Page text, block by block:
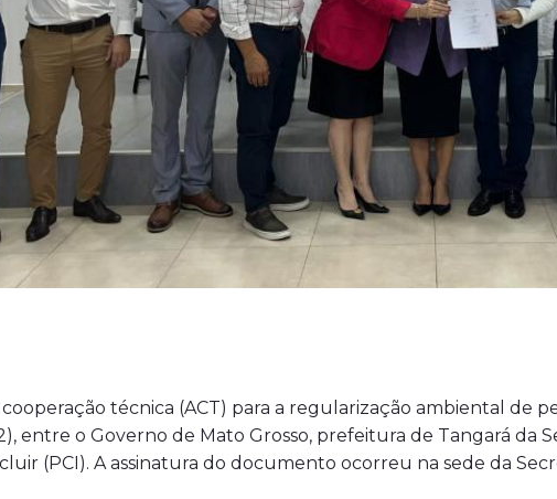
técnica (ACT) para a regularização ambiental de
entre o Governo de Mato Grosso, prefeitura de Tangará
(PCI). A assinatura do documento ocorreu na sede da